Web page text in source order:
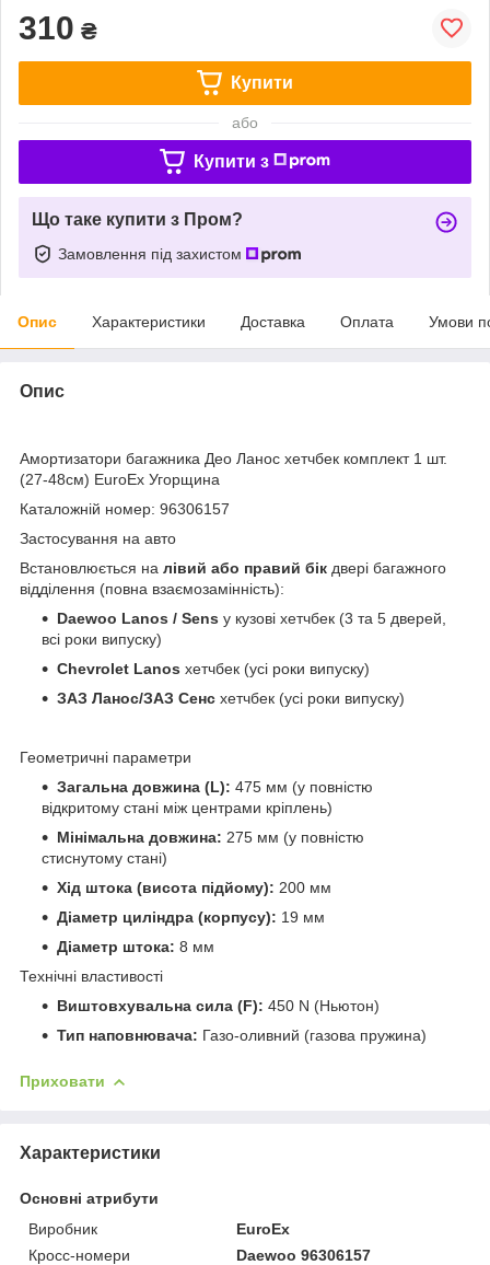
310 ₴
Купити
або
Купити з
Що таке купити з Пром?
Замовлення під захистом
Опис Характеристики Доставка Оплата Умови
Опис
Амортизатори багажника Део Ланос хетчбек комплект 1 шт.
(27-48см) EuroEx Угорщина
Каталожній номер: 96306157
Застосування на авто
Встановлюється на лівий або правий бік двері багажного
відділення (повна взаємозамінність):
Daewoo Lanos / Sens у кузові хетчбек (3 та 5 дверей,
всі роки випуску)
Chevrolet Lanos хетчбек (усі роки випуску)
ЗАЗ Ланос/ЗАЗ Сенс хетчбек (усі роки випуску)
Геометричні параметри
Загальна довжина (L): 475 мм (у повністю
відкритому стані між центрами кріплень)
Мінімальна довжина: 275 мм (у повністю
стиснутому стані)
Хід штока (висота підйому): 200 мм
Діаметр циліндра (корпусу): 19 мм
Діаметр штока: 8 мм
Технічні властивості
Виштовхувальна сила (F): 450 N (Ньютон)
Тип наповнювача: Газо-оливний (газова пружина)
Приховати
Характеристики
Основні атрибути
Виробник
EuroEx
Кросс-номери
Daewoo 96306157